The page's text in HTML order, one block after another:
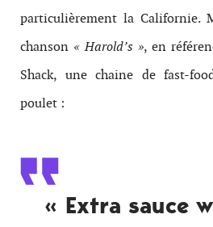
particulièrement la Californie.
chanson « Harold’s », en
Shack, une chaine de fast-
poulet :
« Extra sauce